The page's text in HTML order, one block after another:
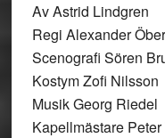
Av Astrid Lindgren
Regi Alexander
Scenografi Sören
Kostym Zofi Nilsson
Musik Georg Riedel
Kapellmästare